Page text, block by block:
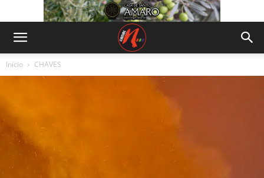
Início CHAVES